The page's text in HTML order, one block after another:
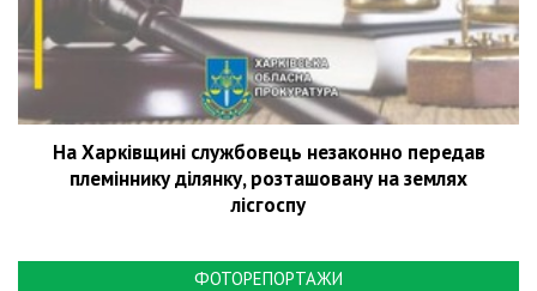
На Харківщині службовець незаконно передав
племіннику ділянку, розташовану на землях
лісгоспу
ФОТОРЕПОРТАЖИ